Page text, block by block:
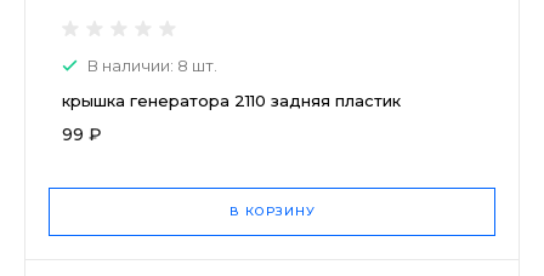
В наличии: 8 шт.
крышка генератора 2110 задняя пластик
99 ₽
В КОРЗИНУ